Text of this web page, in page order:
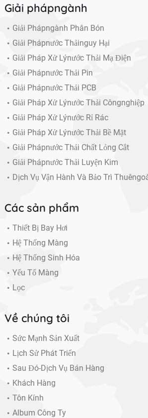
Giải phápngành
Giải Phápngành Phân Bón
Giải Phápnước Thảinguy Hại
Giải Pháp Xử Lýnước Thải Mạ Điện
Giải Phápnước Thải Pin
Giải Phápnước Thải PCB
Giải Pháp Xử Lýnước Thải Côngnghiệp
Giải Pháp Xử Lýnước Rỉ Rác
Giải Pháp Xử Lýnước Thải Bề Mặt
Giải Phápnước Thải Chất Lỏng Cắt
Giải Phápnước Thải Luyện Kim
Dịch Vụ Vận Hành Và Bảo Trì
Các sản phẩm
Thiết Bị Bay Hơi
Hệ Thống Màng
Hệ Thống Sinh Hóa
Yếu Tố Màng
Lọc
Về chúng tôi
Sức Mạnh Sản Xuất
Lịch Sử Phát Triển
Sau Đó-Dịch Vụ Bán Hàng
Khách Hàng
Tôn Kính
Album Công Ty